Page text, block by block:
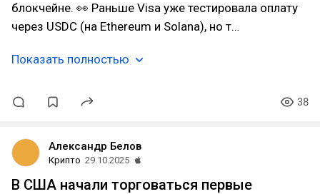
блокчейне. 👀 Раньше Visa уже тестировала оплату
через USDC (на Ethereum и Solana), но т…
Показать полностью
38
Александр Белов
Крипто 29.10.2025
В США начали торговаться первые